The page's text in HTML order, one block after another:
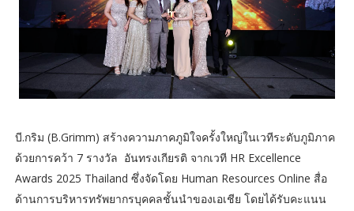
บี.กริม (B.Grimm) สร้างความภาคภูมิใจครั้งใหญ่ในเวทีระดับภูมิภาค
ด้วยการคว้า 7 รางวัล อันทรงเกียรติ จากเวที HR Excellence
Awards 2025 Thailand ซึ่งจัดโดย Human Resources Online สื่อ
ด้านการบริหารทรัพยากรบุคคลชั้นนำของเอเชีย โดยได้รับคะแนน